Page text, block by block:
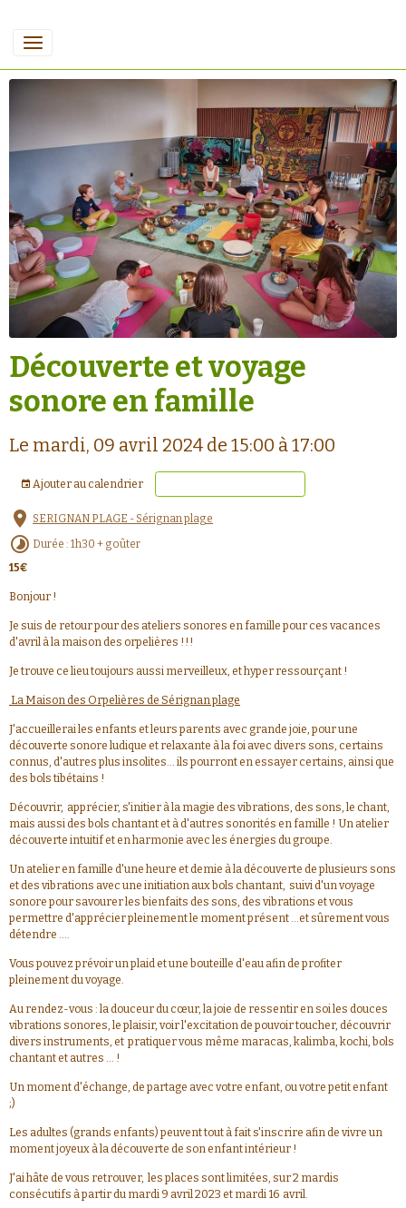
Découverte et voyage
sonore en famille
Le mardi, 09 avril 2024 de 15:00 à 17:00
Ajouter au calendrier
SERIGNAN PLAGE - Sérignan plage
Durée : 1h30 + goûter
15€
Bonjour !
Je suis de retour pour des ateliers sonores en famille pour ces vacances
d'avril à la maison des orpelières !!!
Je trouve ce lieu toujours aussi merveilleux, et hyper ressourçant !
La Maison des Orpelières de Sérignan plage
J'accueillerai les enfants et leurs parents avec grande joie, pour une
découverte sonore ludique et relaxante à la foi avec divers sons, certains
connus, d'autres plus insolites... ils pourront en essayer certains, ainsi que
des bols tibétains !
Découvrir, apprécier, s'initier à la magie des vibrations, des sons, le chant,
mais aussi des bols chantant et à d'autres sonorités en famille ! Un atelier
découverte intuitif et en harmonie avec les énergies du groupe.
Un atelier en famille d'une heure et demie à la découverte de plusieurs sons
et des vibrations avec une initiation aux bols chantant, suivi d'un voyage
sonore pour savourer les bienfaits des sons, des vibrations et vous
permettre d'apprécier pleinement le moment présent ...et sûrement vous
détendre ....
Vous pouvez prévoir un plaid et une bouteille d'eau afin de profiter
pleinement du voyage.
Au rendez-vous : la douceur du cœur, la joie de ressentir en soi les douces
vibrations sonores, le plaisir, voir l'excitation de pouvoir toucher, découvrir
divers instruments, et pratiquer vous même maracas, kalimba, kochi, bols
chantant et autres ... !
Un moment d'échange, de partage avec votre enfant, ou votre petit enfant
;)
Les adultes (grands enfants) peuvent tout à fait s'inscrire afin de vivre un
moment joyeux à la découverte de son enfant intérieur !
J'ai hâte de vous retrouver, les places sont limitées, sur 2 mardis
consécutifs à partir du mardi 9 avril 2023 et mardi 16 avril.